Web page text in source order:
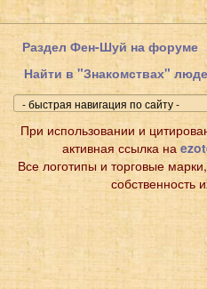
Раздел Фен-Шуй на форуме
Найти в "Знакомствах"
При использовании и
активная ссылка на
Все логотипы и торговые
собственность